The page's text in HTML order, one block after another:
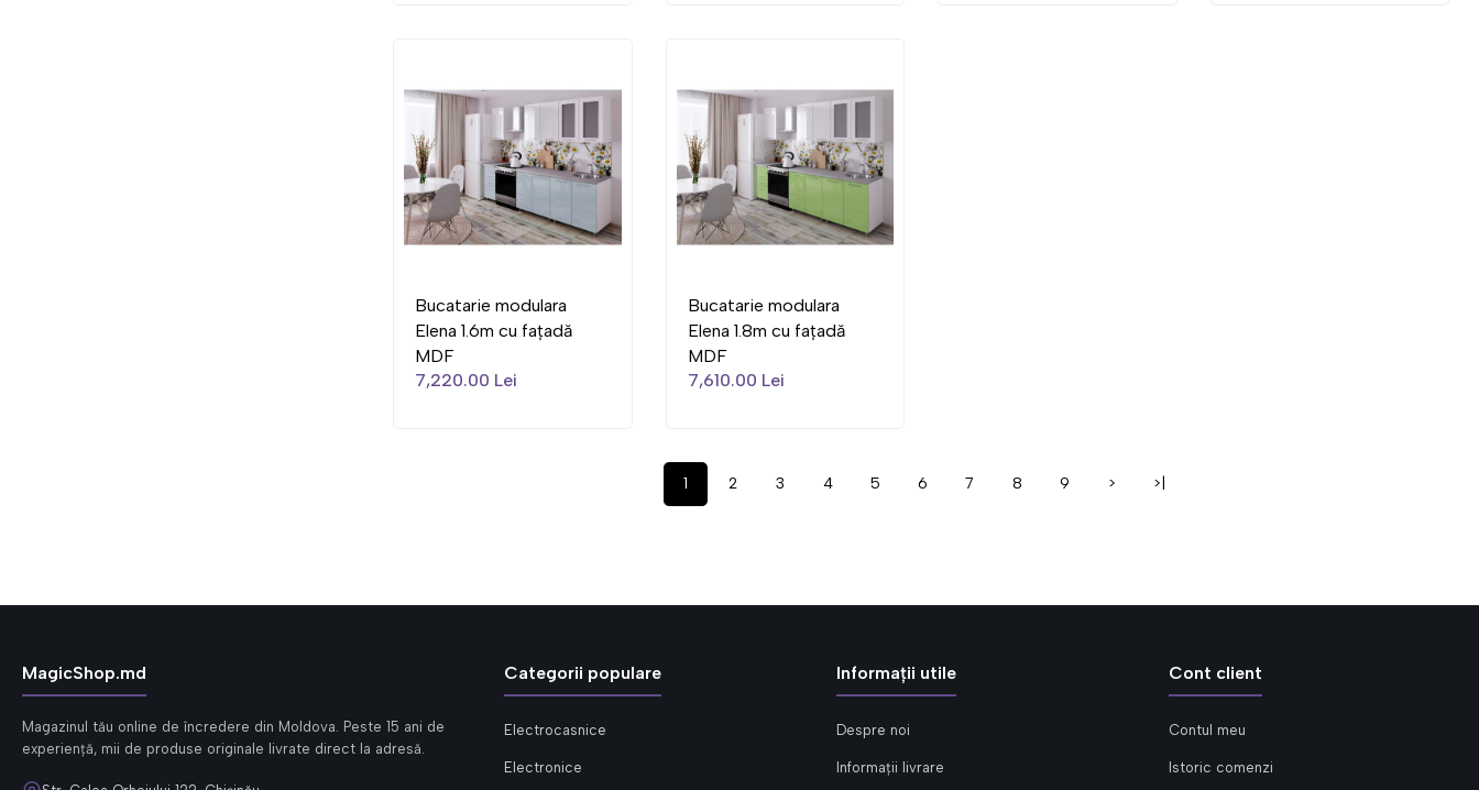
Bucatarie modulara
Elena 1.6m cu fațadă
MDF
7,220.00 Lei
Bucatarie modulara
Elena 1.8m cu fațadă
MDF
7,610.00 Lei
1 2 3 4 5 6 7 8 9 > >|
MagicShop.md
Magazinul tău online de încredere din Moldova. Peste 15 ani de
experiență, mii de produse originale livrate direct la adresă.
Categorii populare
Electrocasnice
Electronice
Informații utile
Despre noi
Informații livrare
Cont client
Contul meu
Istoric comenzi